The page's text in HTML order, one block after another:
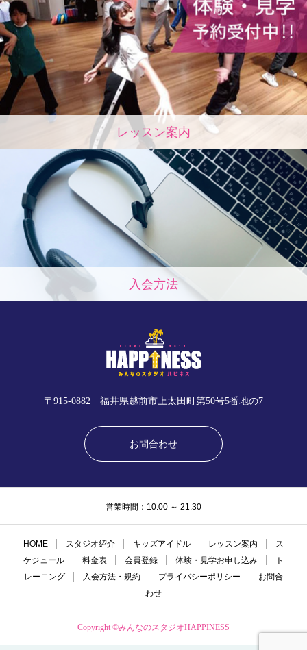
レッスン案内
入会方法
〒915-0882 福井県越前市上太田町第50号5番地の7
お問合わせ
営業時間：10:00 ～ 21:30
HOME スタジオ紹介 キッズアイドル レッスン案内
ス
ケジュール
料金表 会員登録 体験・見学お申し込み
ト
レーニング
入会方法・規約 プライバシーポリシー
お問合
わせ
Copyright ©みんなのスタジオHAPPINESS